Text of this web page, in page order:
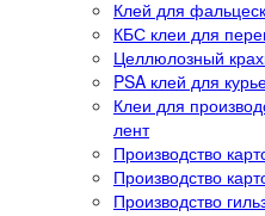
Клей для
КБС клеи для
Целлюлозный
PSA клей для
Клеи для
лент
Производство
Производство
Производство